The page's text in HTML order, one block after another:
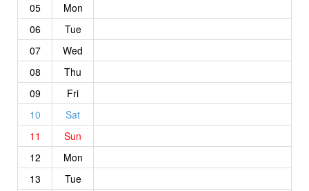
05
Mon
06
Tue
07
Wed
08
Thu
09
Fri
10
Sat
11
Sun
12
Mon
13
Tue